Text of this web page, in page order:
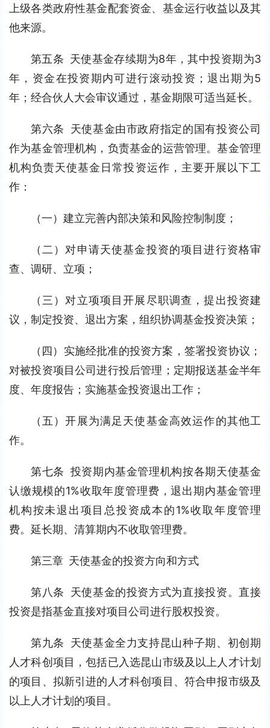
上级各类政府性基金配套资金、基金运行收益以及其
他来源。
第五条 天使基金存续期为8年，其中投资期为3
年，资金在投资期内可进行滚动投资；退出期为5
年；经合伙人大会审议通过，基金期限可适当延长。
第六条 天使基金由市政府指定的国有投资公司
作为基金管理机构，负责基金的运营管理。基金管理
机构负责天使基金日常投资运作，主要开展以下工
作：
（一）建立完善内部决策和风险控制制度；
（二）对申请天使基金投资的项目进行资格审
查、调研、立项；
（三）对立项项目开展尽职调查，提出投资建
议，制定投资、退出方案，组织协调基金投资决策；
（四）实施经批准的投资方案，签署投资协议；
对被投资项目公司进行投后管理；定期报送基金半年
度、年度报告；实施基金投资退出工作；
（五）开展为满足天使基金高效运作的其他工
作。
第七条 投资期内基金管理机构按各期天使基金
认缴规模的1%收取年度管理费，退出期内基金管理
机构按未退出项目总投资成本的1%收取年度管理
费。延长期、清算期内不收取管理费。
第三章 天使基金的投资方向和方式
第八条 天使基金的投资方式为直接投资。直接
投资是指基金直接对项目公司进行股权投资。
第九条 天使基金全力支持昆山种子期、初创期
人才科创项目，包括已入选昆山市级及以上人才计划
的项目、拟新引进的人才科创项目、符合申报市级及
以上人才计划的项目。